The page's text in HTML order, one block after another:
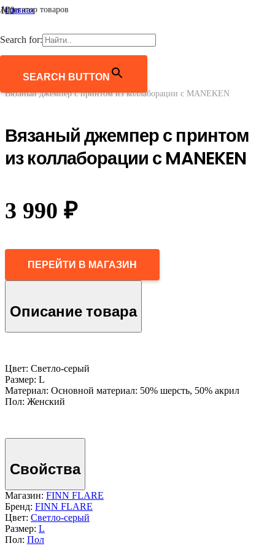
Агрегатор товаров
Search for:
SEARCH BUTTON
Главная
/
Джемперы, свитеры, кардиганы
Вязаный джемпер с принтом из коллаборации с MANEKEN
Вязаный джемпер с принтом
из коллаборации с MANEKEN
3 990 ₽
ПЕРЕЙТИ В МАГАЗИН
Описание товара
Цвет: Светло-серый
Размер: L
Материал: Основной материал: 50% шерсть, 50% акрил
Пол: Женский
Свойства
Магазин: FINN FLARE
Бренд: FINN FLARE
Цвет: Светло-серый
Размер: L
Пол: Пол